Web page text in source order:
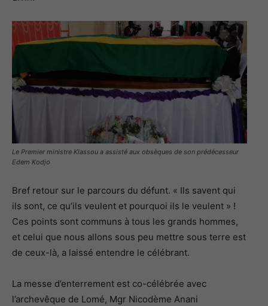
Le Premier ministre Klassou a assisté aux obsèques de son prédécesseur
Edem Kodjo
Bref retour sur le parcours du défunt. « Ils savent qui
ils sont, ce qu’ils veulent et pourquoi ils le veulent » !
Ces points sont communs à tous les grands hommes,
et celui que nous allons sous peu mettre sous terre est
de ceux-là, a laissé entendre le célébrant.
La messe d’enterrement est co-célébrée avec
l’archevêque de Lomé, Mgr Nicodème Anani